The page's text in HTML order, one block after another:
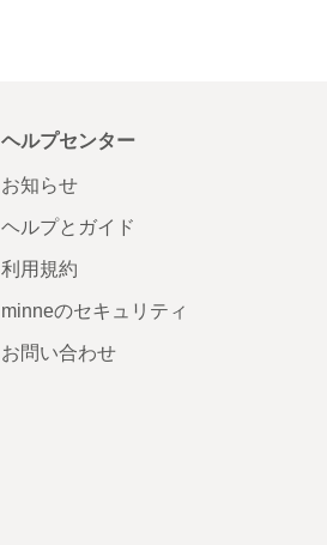
ヘルプセンター
お知らせ
ヘルプとガイド
利用規約
minneのセキュリティ
お問い合わせ